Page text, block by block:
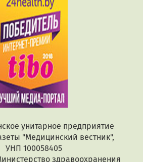
унитарное предприятие
"Медицинский вестник",
УНП 100058405
здравоохранения